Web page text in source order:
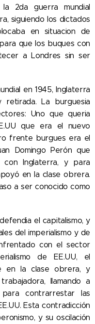
2da guerra mundial
siguiendo los dictados
en situacion de
que los buques con
a Londres sin ser
en 1945, Inglaterra
retirada. La burguesia
Uno que queria
que era el nuevo
frente burgues era el
Domingo Perón que
con Inglaterra, y para
en la clase obrera.
a ser conocido como
el capitalismo, y
del imperialismo y de
con el sector
de EE.UU, el
en la clase obrera, y
llamando a
para contrarrestar las
Esta contradicción
y su oscilación